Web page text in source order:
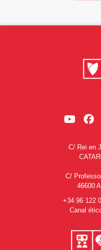
C/ Rei en
C/
46600
+34 96 122
Canal